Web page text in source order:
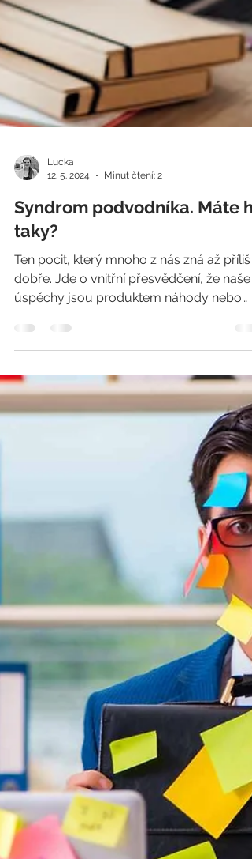
Lucka
Syndrom podvodníka. Máte
taky?
Ten pocit, který mnoho z nás zná až příliš
dobře. Jde o vnitřní přesvědčení, že naše
úspěchy jsou produktem náhody nebo